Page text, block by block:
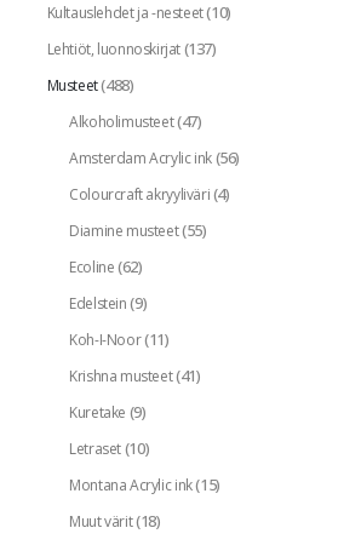
Kultauslehdet ja -nesteet(10)
Lehtiöt, luonnoskirjat(137)
Musteet(488)
Alkoholimusteet(47)
Amsterdam Acrylic ink(56)
Colourcraft akryyliväri(4)
Diamine musteet(55)
Ecoline(62)
Edelstein(9)
Koh-I-Noor(11)
Krishna musteet(41)
Kuretake (9)
Letraset(10)
Montana Acrylic ink(15)
Muut värit(18)